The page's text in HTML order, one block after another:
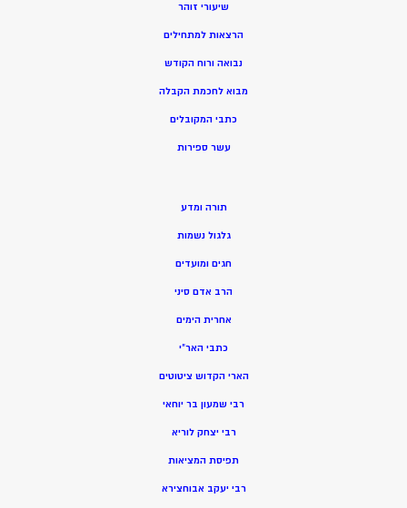
שיעורי זוהר
הרצאות למתחילים
נבואה ורוח הקודש
מבוא לחכמת הקבלה
כתבי המקובלים
עשר ספירות
תורה ומדע
גלגול נשמות
חגים ומועדים
הרב אדם סיני
אחרית הימים
כתבי האר”י
הארי הקדוש ציטוטים
רבי שמעון בר יוחאי
רבי יצחק לוריא
תפיסת המציאות
רבי יעקב אבוחצירא